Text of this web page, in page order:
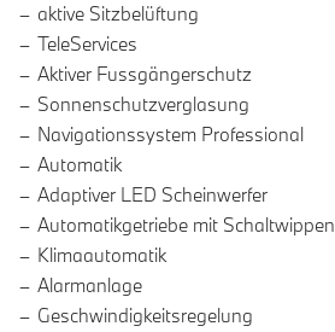
aktive Sitzbelüftung
TeleServices
Aktiver Fussgängerschutz
Sonnenschutzverglasung
Navigationssystem Professional
Automatik
Adaptiver LED Scheinwerfer
Automatikgetriebe mit Schaltwippen
Klimaautomatik
Alarmanlage
Geschwindigkeitsregelung